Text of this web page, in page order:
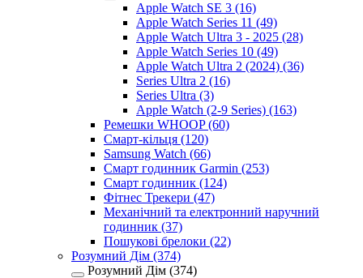
Apple Watch SE 3 (16)
Apple Watch Series 11 (49)
Apple Watch Ultra 3 - 2025 (28)
Apple Watch Series 10 (49)
Apple Watch Ultra 2 (2024) (36)
Series Ultra 2 (16)
Series Ultra (3)
Apple Watch (2-9 Series) (163)
Ремешки WHOOP (60)
Смарт-кільця (120)
Samsung Watch (66)
Смарт годинник Garmin (253)
Смарт годинник (124)
Фітнес Трекери (47)
Механічний та електронний наручний
годинник (37)
Пошукові брелоки (22)
Розумний Дім (374)
Розумний Дім (374)